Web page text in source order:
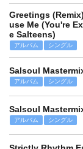
Greetings
use Me (You're
e Salteens)
アルバム シングル
Salsoul
アルバム シングル
Salsoul
アルバム シングル